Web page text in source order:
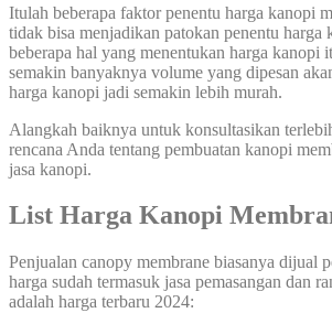
Itulah beberapa faktor penentu harga kanopi
tidak bisa menjadikan patokan penentu harga
beberapa hal yang menentukan harga kanopi
semakin banyaknya volume yang dipesan
harga kanopi jadi semakin lebih murah.
Alangkah baiknya untuk konsultasikan
rencana Anda tentang pembuatan kanopi
jasa kanopi.
List Harga Kanopi
Penjualan canopy membrane biasanya dijual
harga sudah termasuk jasa pemasangan dan
adalah harga terbaru 2024: